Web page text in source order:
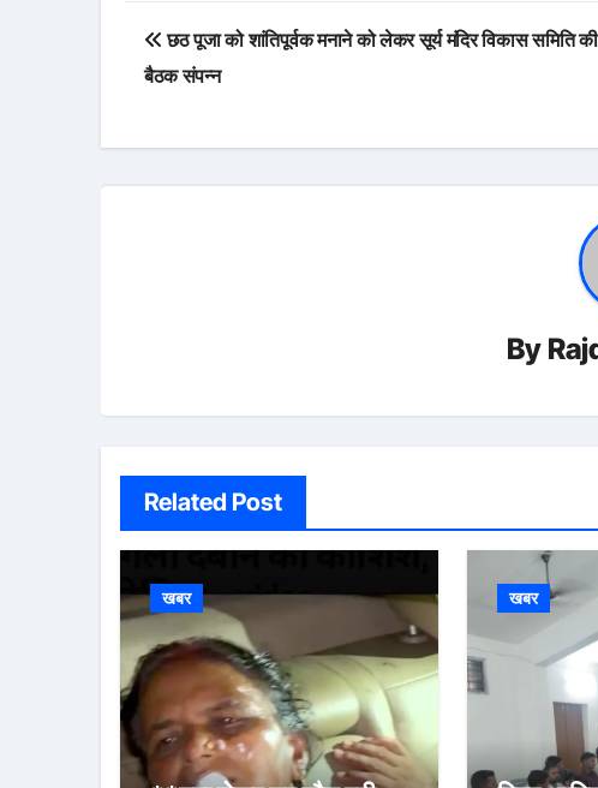
Post
navigation
छठ पूजा को शांतिपूर्वक मनाने को लेकर सूर्य मंदिर विकास समिति की
बैठक संपन्न
By
Related Post
खबर खबर